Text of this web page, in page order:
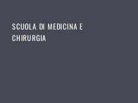
SCUOLA DI MEDICINA E
CHIRURGIA